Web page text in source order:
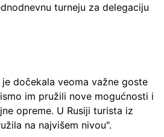
turneju za delegaciju
je dočekala veoma važne goste
im pružili nove mogućnosti i
opreme. U Rusiji turista iz
na najvišem nivou".